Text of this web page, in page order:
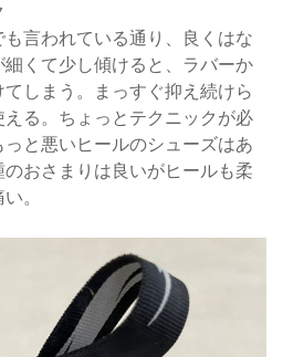
も言われている通り、良くはな
細くて少し傾けると、ラバーか
てしまう。まっすぐ抑え続けら
える。ちょっとテクニックが必
っと悪いヒールのシューズはあ
のおさまりは良いがヒールも柔
。